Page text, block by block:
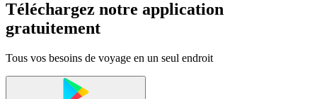
Téléchargez notre application
gratuitement
Tous vos besoins de voyage en un seul endroit